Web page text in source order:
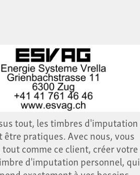
tout, les timbres d'imputation
être pratiques. Avec nous, vous
comme ce client, créer votre
d'imputation personnel, qui